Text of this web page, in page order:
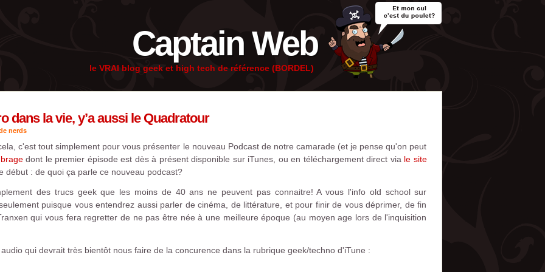
Captain Web
le VRAI blog geek et high tech de référence (BORDEL)
dans la vie, y’a aussi le Quadratour
nerds
c'est tout simplement pour vous présenter le nouveau Podcast de notre camarade (et je pense qu'on peut
dont le premier épisode est dès à présent disponible sur iTunes, ou en téléchargement direct via le site
début : de quoi ça parle ce nouveau podcast?
des trucs geek que les moins de 40 ans ne peuvent pas connaitre! A vous l'info old school sur
puisque vous entendrez aussi parler de cinéma, de littérature, et pour finir de vous déprimer, de fin
qui vous fera regretter de ne pas être née à une meilleure époque (au moyen age lors de l'inquisition
qui devrait très bientôt nous faire de la concurence dans la rubrique geek/techno d'iTune :